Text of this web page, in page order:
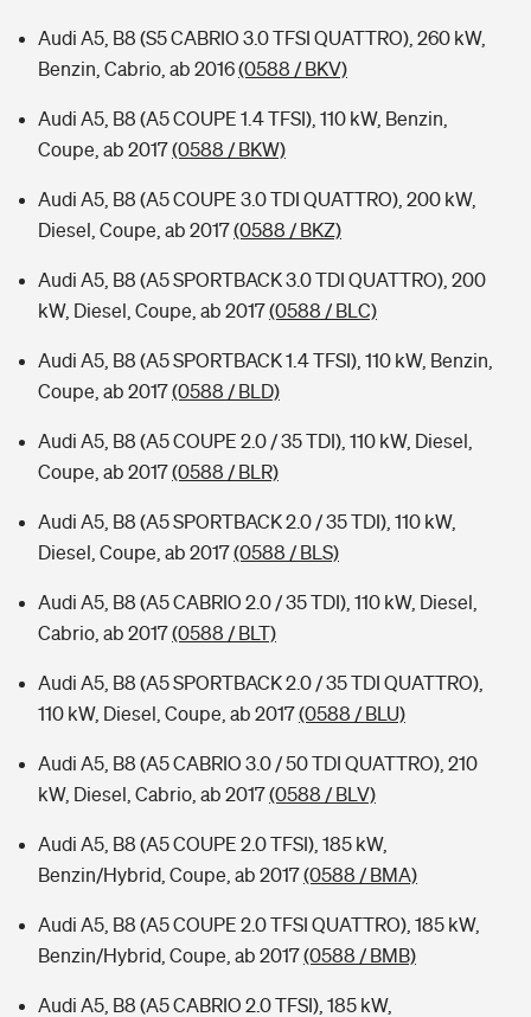
Audi A5, B8 (S5 CABRIO 3.0 TFSI QUATTRO), 260 kW,
Benzin, Cabrio, ab 2016(0588 / BKV)
Audi A5, B8 (A5 COUPE 1.4 TFSI), 110 kW, Benzin,
Coupe, ab 2017(0588 / BKW)
Audi A5, B8 (A5 COUPE 3.0 TDI QUATTRO), 200 kW,
Diesel, Coupe, ab 2017(0588 / BKZ)
Audi A5, B8 (A5 SPORTBACK 3.0 TDI QUATTRO), 200
kW, Diesel, Coupe, ab 2017(0588 / BLC)
Audi A5, B8 (A5 SPORTBACK 1.4 TFSI), 110 kW, Benzin,
Coupe, ab 2017(0588 / BLD)
Audi A5, B8 (A5 COUPE 2.0 / 35 TDI), 110 kW, Diesel,
Coupe, ab 2017(0588 / BLR)
Audi A5, B8 (A5 SPORTBACK 2.0 / 35 TDI), 110 kW,
Diesel, Coupe, ab 2017(0588 / BLS)
Audi A5, B8 (A5 CABRIO 2.0 / 35 TDI), 110 kW, Diesel,
Cabrio, ab 2017(0588 / BLT)
Audi A5, B8 (A5 SPORTBACK 2.0 / 35 TDI QUATTRO),
110 kW, Diesel, Coupe, ab 2017(0588 / BLU)
Audi A5, B8 (A5 CABRIO 3.0 / 50 TDI QUATTRO), 210
kW, Diesel, Cabrio, ab 2017(0588 / BLV)
Audi A5, B8 (A5 COUPE 2.0 TFSI), 185 kW,
Benzin/Hybrid, Coupe, ab 2017(0588 / BMA)
Audi A5, B8 (A5 COUPE 2.0 TFSI QUATTRO), 185 kW,
Benzin/Hybrid, Coupe, ab 2017(0588 / BMB)
Audi A5, B8 (A5 CABRIO 2.0 TFSI), 185 kW,